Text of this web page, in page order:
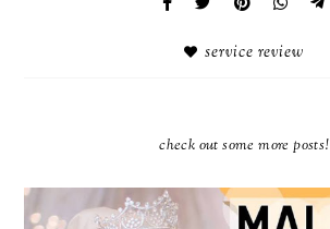
service review
check out some more posts!